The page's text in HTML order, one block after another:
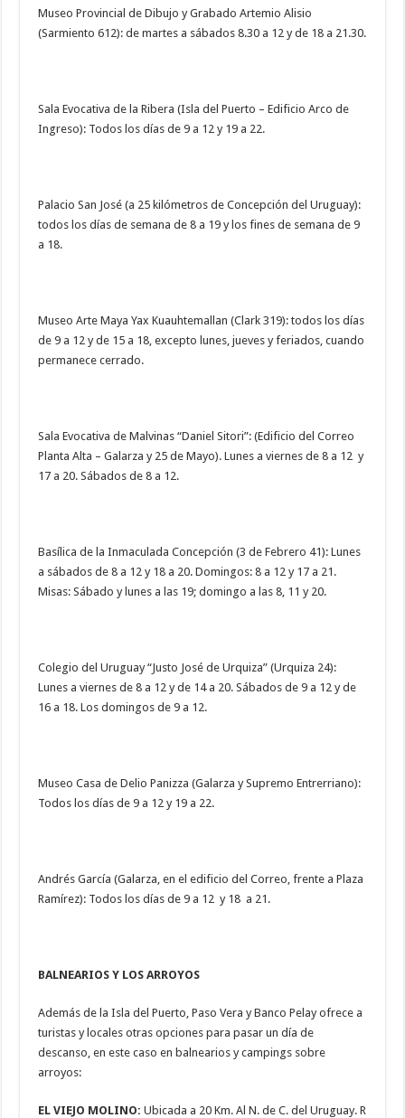
Museo Provincial de Dibujo y Grabado Artemio Alisio
(Sarmiento 612): de martes a sábados 8.30 a 12 y de 18 a 21.30.
Sala Evocativa de la Ribera (Isla del Puerto – Edificio Arco de
Ingreso): Todos los días de 9 a 12 y 19 a 22.
Palacio San José (a 25 kilómetros de Concepción del Uruguay):
todos los días de semana de 8 a 19 y los fines de semana de 9
a 18.
Museo Arte Maya Yax Kuauhtemallan (Clark 319): todos los días
de 9 a 12 y de 15 a 18, excepto lunes, jueves y feriados, cuando
permanece cerrado.
Sala Evocativa de Malvinas “Daniel Sitori”: (Edificio del Correo
Planta Alta – Galarza y 25 de Mayo). Lunes a viernes de 8 a 12 y
17 a 20. Sábados de 8 a 12.
Basílica de la Inmaculada Concepción (3 de Febrero 41): Lunes
a sábados de 8 a 12 y 18 a 20. Domingos: 8 a 12 y 17 a 21.
Misas: Sábado y lunes a las 19; domingo a las 8, 11 y 20.
Colegio del Uruguay “Justo José de Urquiza” (Urquiza 24):
Lunes a viernes de 8 a 12 y de 14 a 20. Sábados de 9 a 12 y de
16 a 18. Los domingos de 9 a 12.
Museo Casa de Delio Panizza (Galarza y Supremo Entrerriano):
Todos los días de 9 a 12 y 19 a 22.
Andrés García (Galarza, en el edificio del Correo, frente a Plaza
Ramírez): Todos los días de 9 a 12 y 18 a 21.
BALNEARIOS Y LOS ARROYOS
Además de la Isla del Puerto, Paso Vera y Banco Pelay ofrece a
turistas y locales otras opciones para pasar un día de
descanso, en este caso en balnearios y campings sobre
arroyos:
EL VIEJO MOLINO: Ubicada a 20 Km. Al N. de C. del Uruguay. R